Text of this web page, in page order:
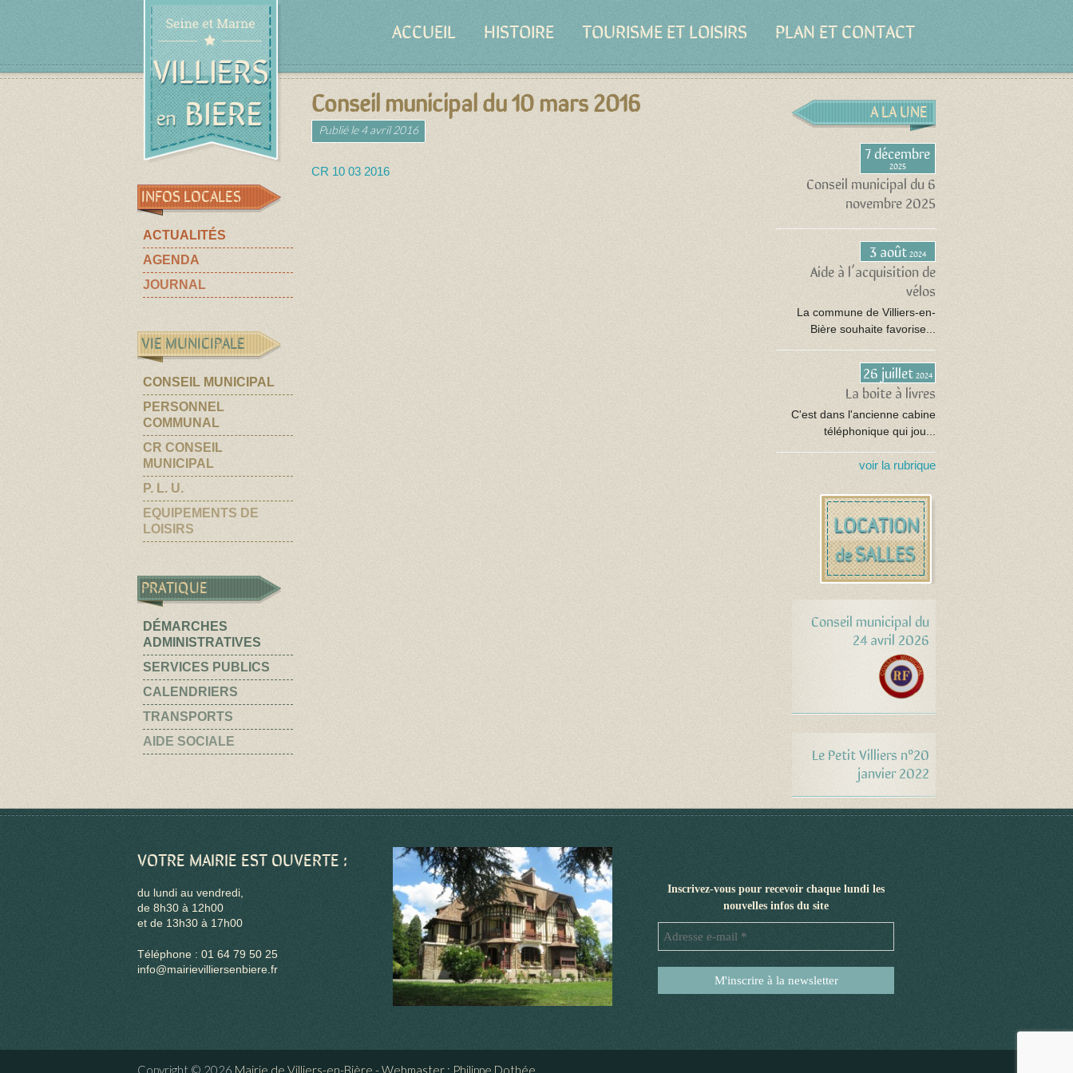
ACCUEIL HISTOIRE TOURISME ET LOISIRS PLAN ET CONTACT
Conseil municipal du 10 mars 2016
Publié le4 avril 2016
CR 10 03 2016
INFOS LOCALES
ACTUALITÉS
AGENDA
JOURNAL
VIE MUNICIPALE
CONSEIL MUNICIPAL
PERSONNEL
COMMUNAL
CR CONSEIL
MUNICIPAL
P. L. U.
EQUIPEMENTS DE
LOISIRS
PRATIQUE
DÉMARCHES
ADMINISTRATIVES
SERVICES PUBLICS
CALENDRIERS
TRANSPORTS
AIDE SOCIALE
A LA UNE
7 décembre
2025
Conseil municipal du 6
novembre 2025
3 août 2024
Aide à l’acquisition de
vélos
La commune de Villiers-en-
Bière souhaite favorise...
26 juillet 2024
La boite à livres
C'est dans l'ancienne cabine
téléphonique qui jou...
voir la rubrique
Conseil municipal du
24 avril 2026
Le Petit Villiers n°20
janvier 2022
VOTRE MAIRIE EST OUVERTE :
du lundi au vendredi,
de 8h30 à 12h00
et de 13h30 à 17h00
Téléphone : 01 64 79 50 25
info@mairievilliersenbiere.fr
Inscrivez-vous pour recevoir chaque lundi les
nouvelles infos du site
*
Copyright © 2026 Mairie de Villiers-en-Bière - Webmaster : Philippe Dothée